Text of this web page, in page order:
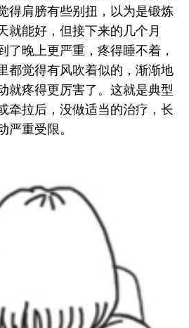
得肩膀有些别扭，以为是锻炼
就能好，但接下来的几个月
了晚上更严重，疼得睡不着，
都觉得有风吹着似的，渐渐地
就疼得更厉害了。这就是典型
牵拉后，没做适当的治疗，长
重受限。